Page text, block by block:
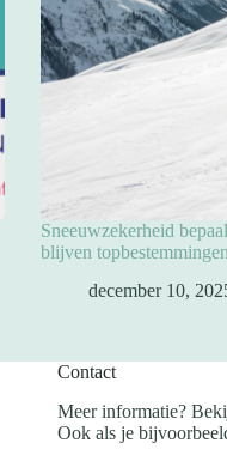
Sneeuwzekerheid
blijven topbestemmingen
december 10,
Contact
Meer informatie?
Ook als je